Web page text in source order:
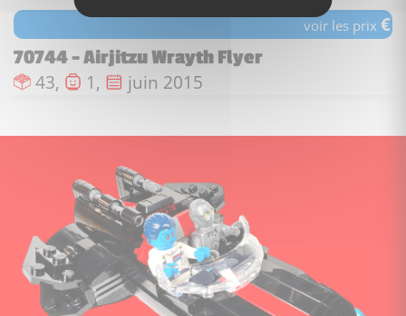
voir les prix €
70744 - Airjitzu Wrayth Flyer
Nombre de pièces :
43, Nombre de figurines :
1, Date de sortie :
juin 2015